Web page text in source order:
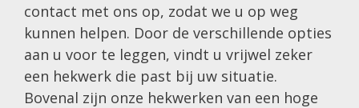
contact met ons op, zodat we u op weg
kunnen helpen. Door de verschillende opties
aan u voor te leggen, vindt u vrijwel zeker
een hekwerk die past bij uw situatie.
Bovenal zijn onze hekwerken van een hoge